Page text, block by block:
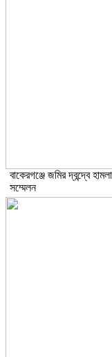
বাকেরগঞ্জে জমির দ্বন্দ্বে
সম্মেলন